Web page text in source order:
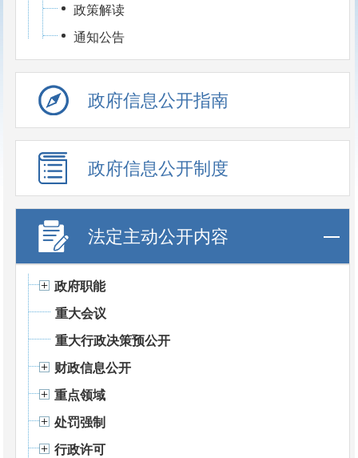
政策解读
通知公告
政府信息公开指南
政府信息公开制度
法定主动公开内容
政府职能
重大会议
重大行政决策预公开
财政信息公开
重点领域
处罚强制
行政许可